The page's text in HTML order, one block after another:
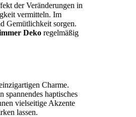
der Veränderungen in
vermitteln. Im
Gemütlichkeit sorgen.
Deko regelmäßig
Charme.
haptisches
vielseitige Akzente
lassen.